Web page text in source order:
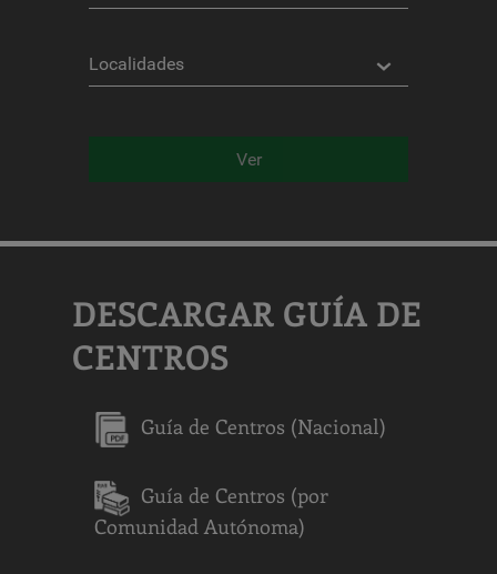
Localidades
Ver
DESCARGAR GUÍA DE
CENTROS
Guía de Centros (Nacional)
Guía de Centros (por
Comunidad Autónoma)